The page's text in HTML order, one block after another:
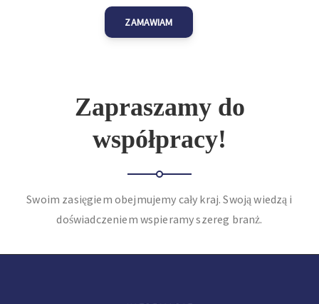
ZAMAWIAM
Zapraszamy do
współpracy!
Swoim zasięgiem obejmujemy cały kraj. Swoją wiedzą i
doświadczeniem wspieramy szereg branż.